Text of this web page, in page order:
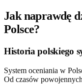
Jak naprawdę
Polsce?
Historia polskiego
System oceniania w
Od czasów